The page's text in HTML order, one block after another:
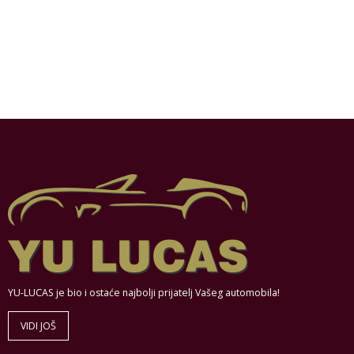
YU-LUCAS je bio i ostaće najbolji prijatelj Vašeg automobila!
VIDI JOŠ